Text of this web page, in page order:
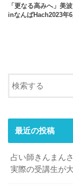
「更なる高みへ」美
inなんばHach2023年6
最近の投稿
占い師きんまん
実際の受講生が